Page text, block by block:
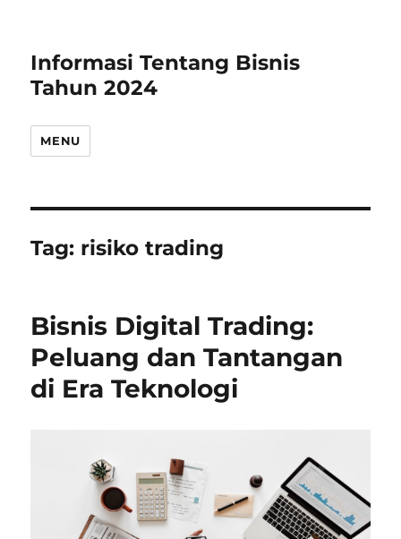
Informasi Tentang Bisnis
Tahun 2024
MENU
Tag: risiko trading
Bisnis Digital Trading:
Peluang dan Tantangan
di Era Teknologi